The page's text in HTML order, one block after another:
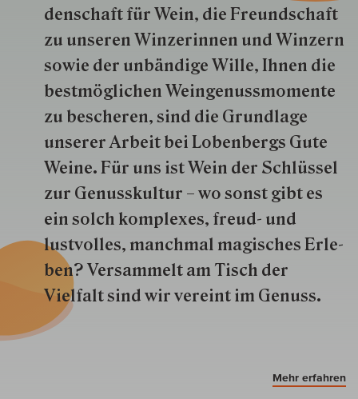
den­schaft für Wein, die Freund­schaft
zu unseren Win­zer­innen und Win­zern
so­wie der un­bän­dige Wille, Ihnen die
best­mög­lich­en Wein­genuss­momente
zu besche­ren, sind die Grund­lage
unserer Arbeit bei Lobenbergs Gute
Weine. Für uns ist Wein der Schlüs­sel
zur Genuss­kultur – wo sonst gibt es
ein solch kom­plexes, freud- und
lustvolles, manchmal ma­gisch­es Er­le­
ben? Versammelt am Tisch der
Vielfalt sind wir ver­eint im Genuss.
Mehr erfahren